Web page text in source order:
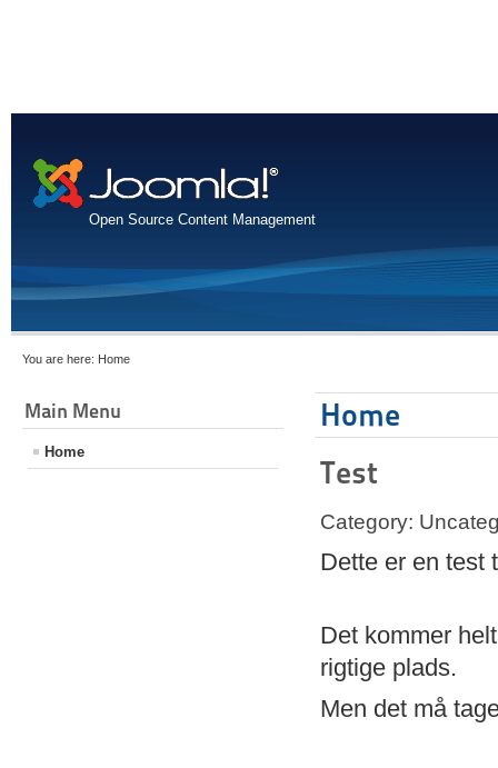
Open Source Content Management
You are here: Home
Main Menu
Home
Home
Test
Category:
Dette er en test
Det kommer
rigtige plads.
Men det må